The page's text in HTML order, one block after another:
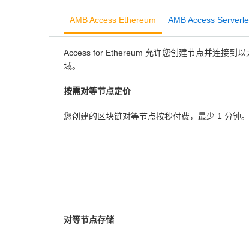
AMB Access Ethereum AMB Access
Access for Ethereum 允许您创建节点并连接到
域。
按需对等节点定价
您创建的区块链对等节点按秒付费，最少 1 分钟
对等节点存储